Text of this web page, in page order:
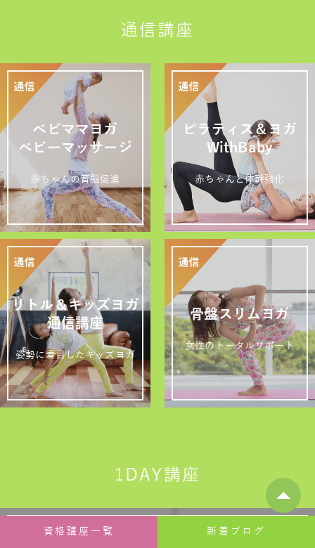
通信講座
ベビママヨガ
ベビーマッサージ
赤ちゃんの育脳促進
ピラティス＆ヨガ
WithBaby
赤ちゃんと体幹強化
リトル＆キッズヨガ
通信講座
姿勢に着目したキッズヨガ
骨盤スリムヨガ
女性のトータルサポート
1DAY講座
新着ブログ
資格講座一覧